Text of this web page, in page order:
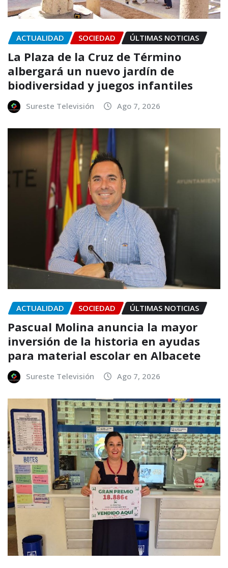
ACTUALIDAD SOCIEDAD ÚLTIMAS NOTICIAS
La Plaza de la Cruz de Término
albergará un nuevo jardín de
biodiversidad y juegos infantiles
Sureste Televisión Ago 7, 2026
ACTUALIDAD SOCIEDAD ÚLTIMAS NOTICIAS
Pascual Molina anuncia la mayor
inversión de la historia en ayudas
para material escolar en Albacete
Sureste Televisión Ago 7, 2026